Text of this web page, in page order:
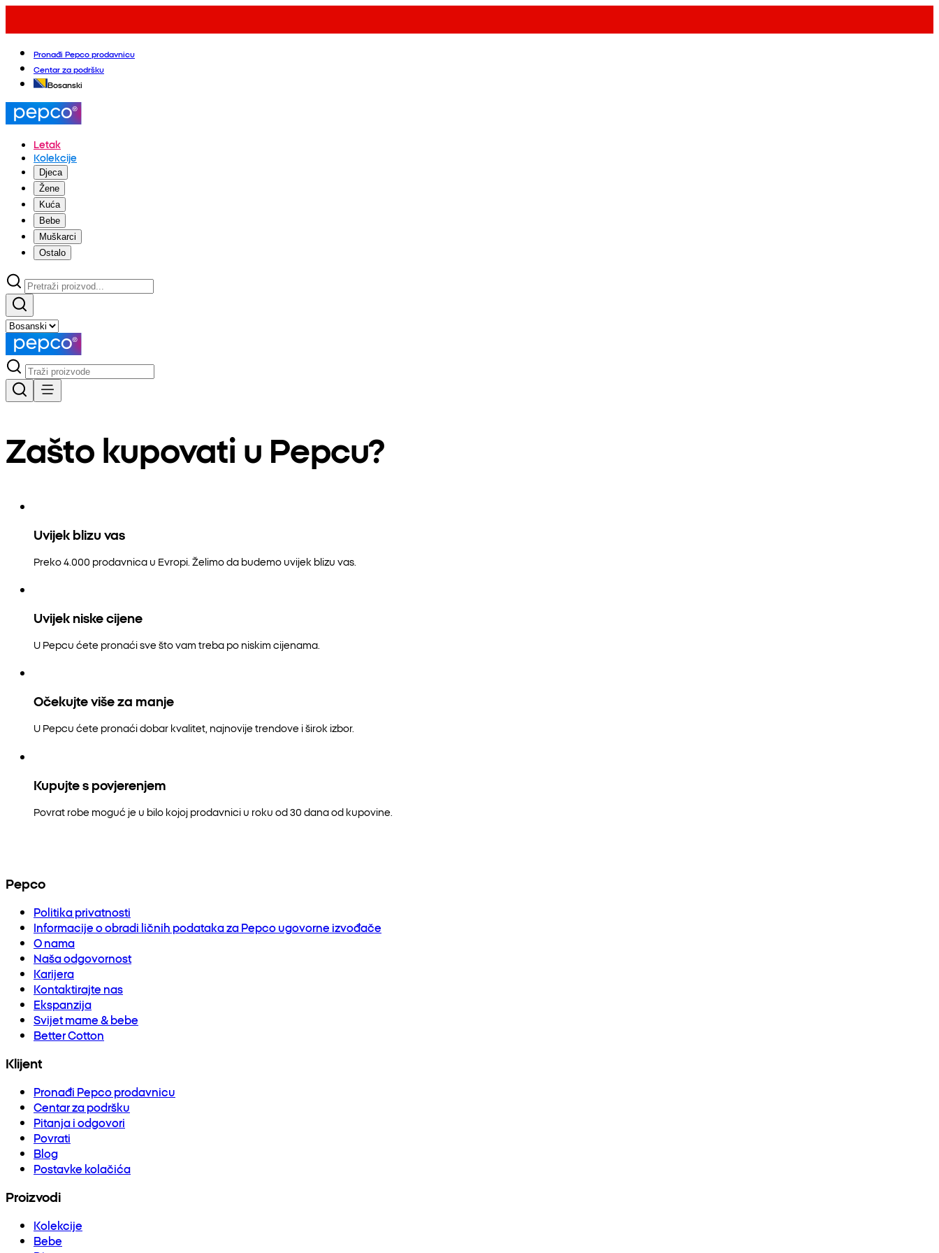
Pronađi Pepco prodavnicu
Centar za podršku
Bosanski
Letak
Kolekcije
Djeca
Žene
Kuća
Bebe
Muškarci
Ostalo
Zašto kupovati u Pepcu?
Uvijek blizu vas
Preko 4.000 prodavnica u Evropi. Želimo da budemo uvijek blizu vas.
Uvijek niske cijene
U Pepcu ćete pronaći sve što vam treba po niskim cijenama.
Očekujte više za manje
U Pepcu ćete pronaći dobar kvalitet, najnovije trendove i širok izbor.
Kupujte s povjerenjem
Povrat robe moguć je u bilo kojoj prodavnici u roku od 30 dana od kupovine.
Pepco
Politika privatnosti
Informacije o obradi ličnih podataka za Pepco ugovorne izvođače
O nama
Naša odgovornost
Karijera
Kontaktirajte nas
Ekspanzija
Svijet mame & bebe
Better Cotton
Klijent
Pronađi Pepco prodavnicu
Centar za podršku
Pitanja i odgovori
Povrati
Blog
Postavke kolačića
Proizvodi
Kolekcije
Bebe